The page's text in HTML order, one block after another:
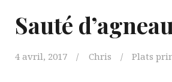
Sauté
4 avril, 2017 Chris Plats